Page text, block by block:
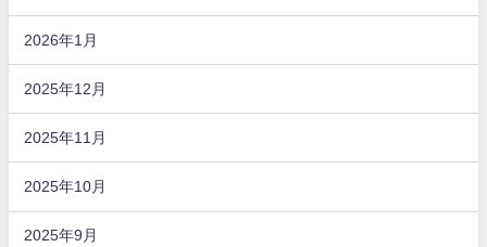
2026年1月
2025年12月
2025年11月
2025年10月
2025年9月